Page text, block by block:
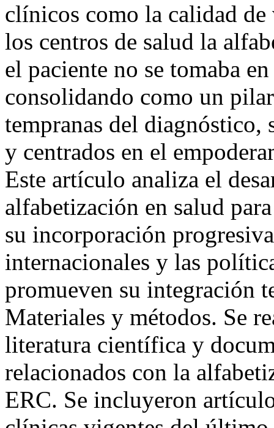
clínicos como la calidad
los centros de salud la
el paciente no se tomaba
consolidando como un
tempranas del
y centrados en el
Este artículo analiza el
alfabetización en salud
su incorporación
internacionales y las
promueven su integración
Materiales y métodos. Se
literatura científica y
relacionados con la
ERC. Se incluyeron